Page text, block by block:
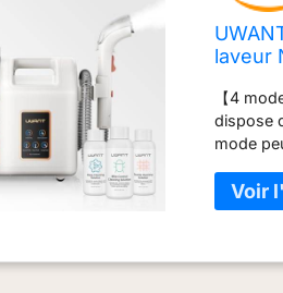
laveur
【4
dispose
mode
【